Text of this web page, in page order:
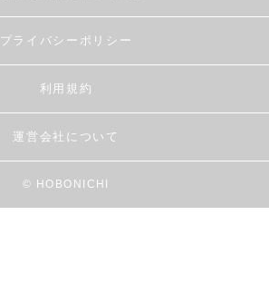
プライバシーポリシー
利用規約
運営会社について
© HOBONICHI